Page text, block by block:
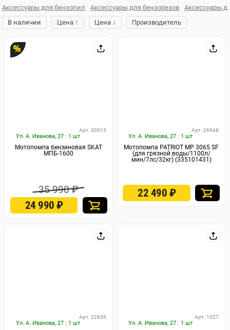
Аксессуары для бензопил Аксессуары для бензорезов
Аксессуары
В наличии
Цена ↑ Цена ↓ Производитель
%
Ул. А. Иванова, 27 : 1 шт
Арт. 30013
Мотопомпа бензиновая SKAT
МПБ-1600
35 990 ₽
24 990₽
Ул. А. Иванова, 27 : 1 шт
Арт. 26948
Мотопомпа PATRIOT МР 3065 SF
(для грязной воды/1100л/
мин/7лс/32кг) (335101431)
22 490 ₽
Ул. А. Иванова, 27 : 1 шт
Арт. 22836
Ул. А. Иванова, 27 : 1 шт
Арт. 1027